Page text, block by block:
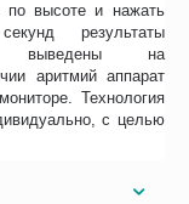
по высоте и нажать
результаты
выведены на
аритмий аппарат
Технология
с целью